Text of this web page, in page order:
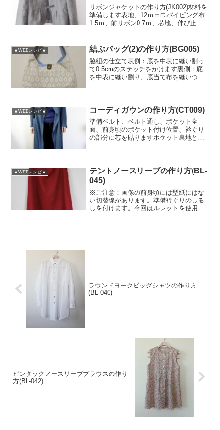
リボンジャケットの作り方(JK002)材料を
準備します表地、12ｍｍ巾パイピング布
1.5ｍ、前リボン0.7ｍ、芯地、伸び止
を使用するとよいでしょう後ダーツ位置
と前の切替...
★WEBレシピ★ 結ぶバッグ(2)の作り方(BG005)
脇紐の仕立て表側：底を中表に縫い割っ
て0.5cmのステッチをかけます裏側：底
を中表に縫い割り、底当て布を縫いつけ
めます底のダーツを...
★WEBレシピ★ コーディガウンの作り方(CT009)
準備ベルト、ベルト通し、ポケット全
面、前身頃のポケット付け位置、衿ぐり
の部分に芯を貼りますポケット裏地と表
入れて周囲を寄せ、出来上が...
★WEBレシピ★
テントノースリーブの作り方(BL-
045)
※ご注意：画像の前身頃には型紙にはな
い切替線があります。準備衿ぐりのしる
しを付けます。今回はルレットを使用し
ラウンドヨークビッグシャツの作り方
(BL-040)
ピンタックノースリーブブラウスの作り
方(BL-042)